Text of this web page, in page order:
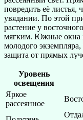
повредить её листья,
увядании. По этой
растение у
мягким. Южные окна
молодого
защита от прямых
Уровень
освещения
Яркое
рассеянное